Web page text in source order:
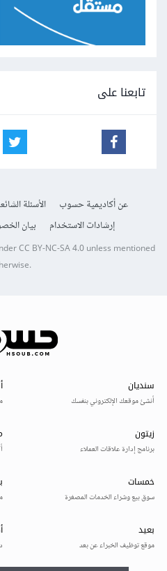
تابعنا على
عن أكاديمية حسوب الأسئلة
إرشادات الاستخدام
بيان
CC BY-NC-SA 4.0unless mentioned